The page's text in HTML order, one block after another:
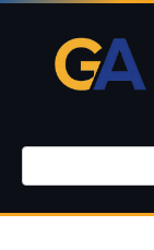
Перейти
контенту
Поиск: